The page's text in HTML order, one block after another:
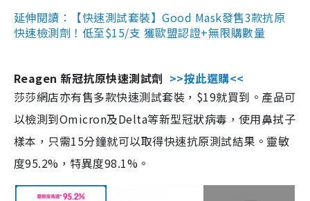
延伸閱讀：【快速測試套裝】Good Mask發售3款抗原
快速檢測劑！低至$15/支 獲歐盟認證+無限購數量
Reagen 新冠抗原快速測試劑 >>按此選購<<
莎莎網店亦有售多款快速測試套裝，$19就買到。產品可
以檢測到Omicron及Delta等新型冠狀病毒，使用鼻拭子
樣本，只需15分鐘就可以取得快速抗原測試結果。靈敏
度95.2%，特異度98.1%。